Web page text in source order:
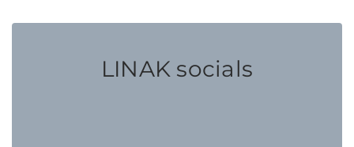
LINAK socials